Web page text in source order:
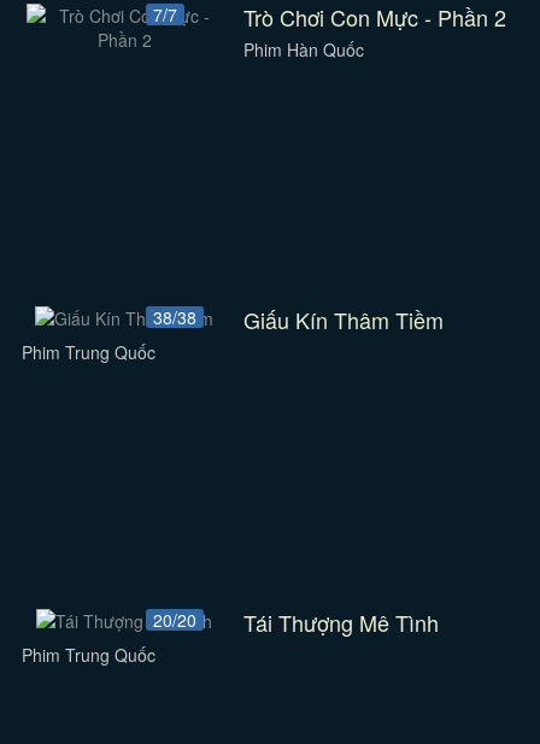
7/7 Trò Chơi Con Mực - Phần 2
Phim Hàn Quốc
38/38 Giấu Kín Thâm Tiềm
Phim Trung Quốc
20/20 Tái Thượng Mê Tình
Phim Trung Quốc